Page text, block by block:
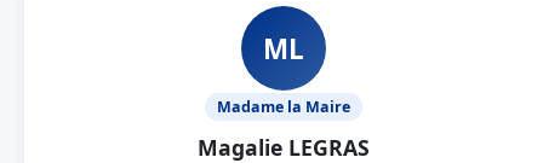
ML
Madame la Maire
Magalie LEGRAS